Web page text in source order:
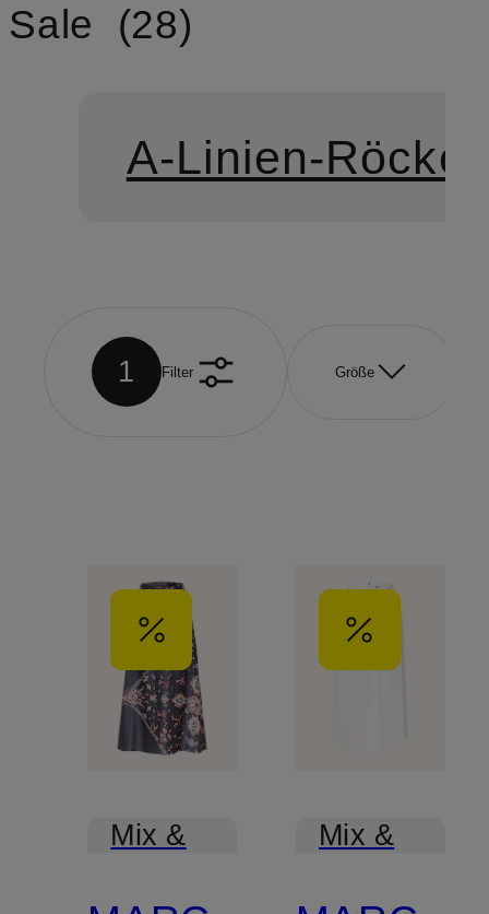
Sale
28
A-Linien-Röcke
1 Filter Größe
Mix &
Mix &